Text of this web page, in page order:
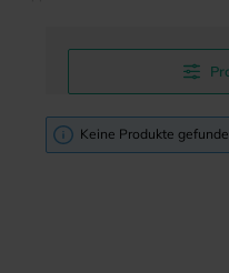
Keine Produkte